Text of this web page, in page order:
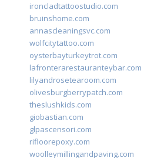
ironcladtattoostudio.com
bruinshome.com
annascleaningsvc.com
wolfcitytattoo.com
oysterbayturkeytrot.com
lafronterarestauranteybar.com
lilyandrosetearoom.com
olivesburgberrypatch.com
theslushkids.com
giobastian.com
glpascensori.com
rifloorepoxy.com
woolleymillingandpaving.com